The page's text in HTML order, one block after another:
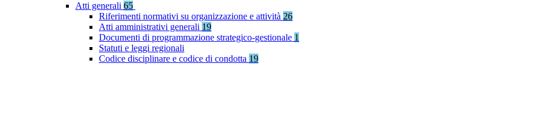
Atti generali 65
Riferimenti normativi su organizzazione e attività 26
Atti amministrativi generali 19
Documenti di programmazione strategico-gestionale 1
Statuti e leggi regionali
Codice disciplinare e codice di condotta 19